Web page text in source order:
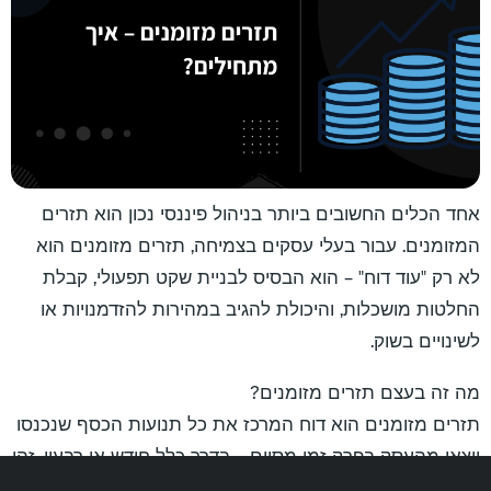
אחד הכלים החשובים ביותר בניהול פיננסי נכון הוא תזרים
המזומנים. עבור בעלי עסקים בצמיחה, תזרים מזומנים הוא
לא רק "עוד דוח" – הוא הבסיס לבניית שקט תפעולי, קבלת
החלטות מושכלות, והיכולת להגיב במהירות להזדמנויות או
לשינויים בשוק.
מה זה בעצם תזרים מזומנים?
תזרים מזומנים הוא דוח המרכז את כל תנועות הכסף שנכנסו
ויצאו מהעסק בפרק זמן מסוים – בדרך כלל חודש או רבעון. זהו